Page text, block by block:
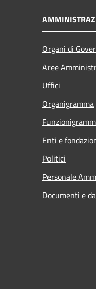
Organi di
Aree
Uffici
Organigramma
Enti e
Politici
Personale
Documenti e